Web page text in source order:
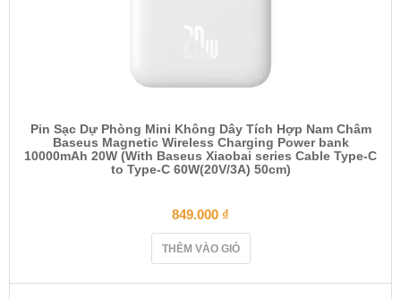
Pin Sạc Dự Phòng Mini Không Dây Tích Hợp Nam Châm
Baseus Magnetic Wireless Charging Power bank
10000mAh 20W (With Baseus Xiaobai series Cable Type-C
to Type-C 60W(20V/3A) 50cm)
849.000 ₫
THÊM VÀO GIỎ